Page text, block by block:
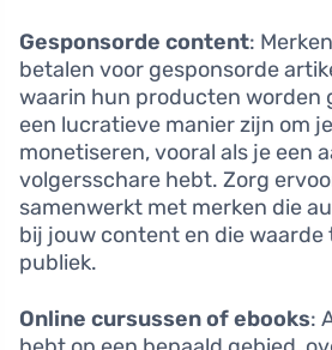
Gesponsorde content:
betalen voor gesponsorde
waarin hun producten worden
een lucratieve manier zijn om
monetiseren, vooral als je een
volgersschare hebt. Zorg
samenwerkt met merken die
bij jouw content en die waarde
publiek.
Online cursussen of ebooks: